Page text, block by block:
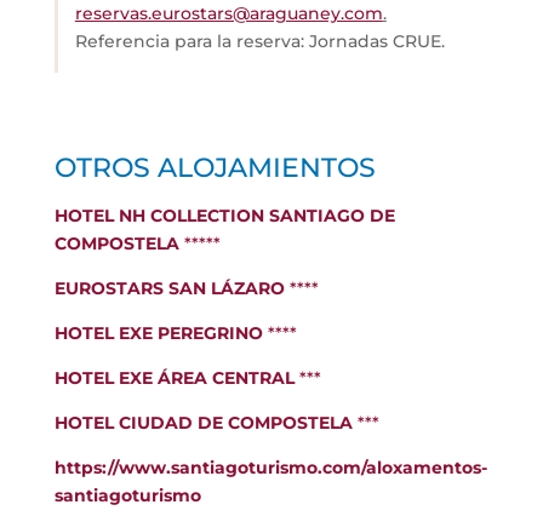
reservas.eurostars@araguaney.com.
Referencia para la reserva: Jornadas CRUE.
OTROS ALOJAMIENTOS
HOTEL NH COLLECTION SANTIAGO DE
COMPOSTELA*****
EUROSTARS SAN LÁZARO****
HOTEL EXE PEREGRINO ****
HOTEL EXE ÁREA CENTRAL***
HOTEL CIUDAD DE COMPOSTELA***
https://www.santiagoturismo.com/aloxamentos-
santiagoturismo